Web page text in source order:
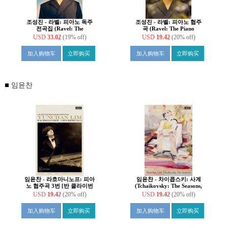
조성진 - 라벨: 피아노 독주
전곡집 (Ravel: The
Complete Solo Piano Works)
[카세트테이프]
USD 33.02 (19% off)
加入购物车 立即购买
조성진 - 라벨: 피아노 협주
곡 (Ravel: The Piano
Concertos) [카세트테이프]
USD 19.42 (20% off)
加入购物车 立即购买
임윤찬
임윤찬 - 라흐마니노프: 피아
노 협주곡 3번 [반 클라이번
콩쿠르 실황 녹음]
(Rachmaninov: Piano
이프]
USD 19.42 (20% off)
加入购物车 立即购买
임윤찬 - 차이콥스키: 사계
(Tchaikovsky: The Seasons,
Op. 37a) [카세트테이프]
USD 19.42 (20% off)
加入购物车 立即购买